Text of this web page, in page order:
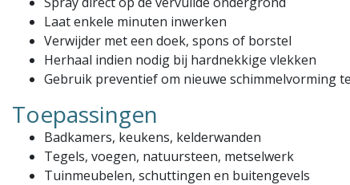
Laat enkele minuten inwerken
Verwijder met een doek, spons of borstel
Herhaal indien nodig bij hardnekkige vlekken
Gebruik preventief om nieuwe schimmelvorming
Toepassingen
Badkamers, keukens, kelderwanden
Tegels, voegen, natuursteen, metselwerk
Tuinmeubelen, schuttingen en buitengevels